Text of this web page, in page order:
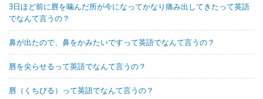
3日ほど前に唇を噛んだ所が今になってかなり痛み出してきたって英語
でなんて言うの？
鼻が出たので、鼻をかみたいですって英語でなんて言うの？
唇を尖らせるって英語でなんて言うの？
唇（くちびる）って英語でなんて言うの？